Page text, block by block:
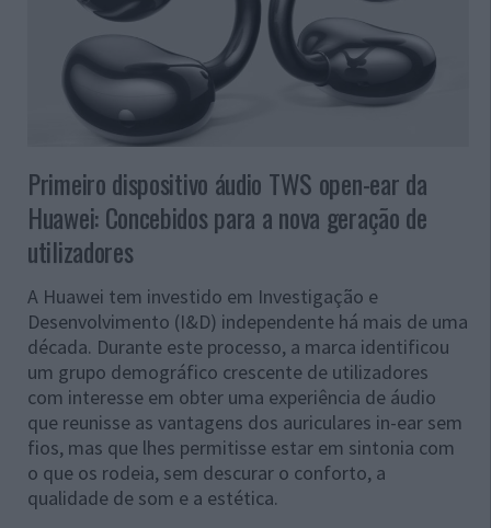
Primeiro dispositivo áudio TWS open-ear da
Huawei: Concebidos para a nova geração de
utilizadores
A Huawei tem investido em Investigação e
Desenvolvimento (I&D) independente há mais de uma
década. Durante este processo, a marca identificou
um grupo demográfico crescente de utilizadores
com interesse em obter uma experiência de áudio
que reunisse as vantagens dos auriculares in-ear sem
fios, mas que lhes permitisse estar em sintonia com
o que os rodeia, sem descurar o conforto, a
qualidade de som e a estética.